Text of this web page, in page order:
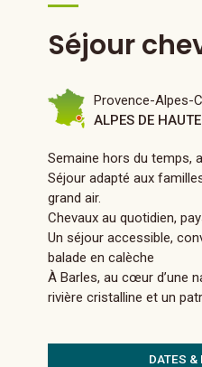
Séjour
Provence-Alpes-
ALPES DE
Semaine hors du temps,
Séjour adapté aux
grand air.
Chevaux au quotidien,
Un séjour accessible,
balade en calèche
À Barles, au cœur d’une
rivière cristalline et un
DATES &